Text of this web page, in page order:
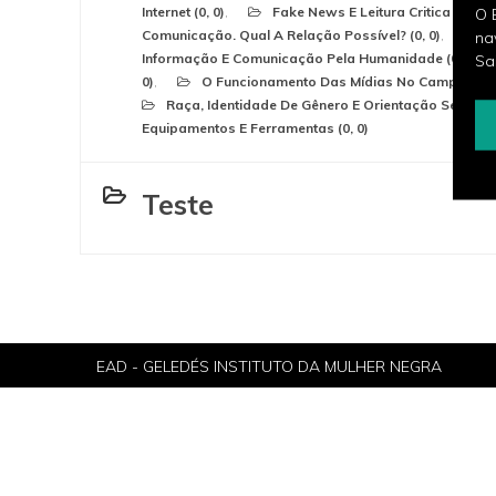
O
Internet (0, 0)
Fake News E Leitura Critica (0, 0)
Comunicação. Qual A Relação Possível? (0, 0)
Informação E Comunicação Pela Humanidade (0, 0)
0)
O Funcionamento Das Mídias No Campo
Raça, Identidade De Gênero E Orientação Sexual
Equipamentos E Ferramentas (0, 0)
Teste
EAD - GELEDÉS INSTITUTO DA MULHER NEGRA